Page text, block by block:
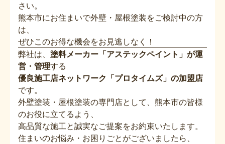
さい。
熊本市にお住まいで外壁・屋根塗装をご検討中の方
は、
ぜひこのお得な機会をお見逃しなく！
弊社は、 塗料メーカー「アステックペイント」が運
営・管理する
優良施工店ネットワーク「プロタイムズ」の加盟店
です。
外壁塗装・屋根塗装の専門店として、熊本市の皆様
のお役に立てるよう、
高品質な施工と誠実なご提案をお約束いたします。
住まいのお悩み・お困りごとがございましたら、